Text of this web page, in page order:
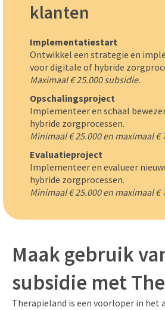
klanten
Implementatiestart
Ontwikkel een strategie en
voor digitale of hybride
Maximaal € 25.000 subsidie.
Opschalingsproject
Implementeer en schaal
hybride zorgprocessen.
Minimaal € 25.000 en maximaal €
Evaluatieproject
Implementeer en evalueer
hybride zorgprocessen.
Minimaal € 25.000 en maximaal €
Maak gebruik
subsidie met
Therapieland is een voorloper in het